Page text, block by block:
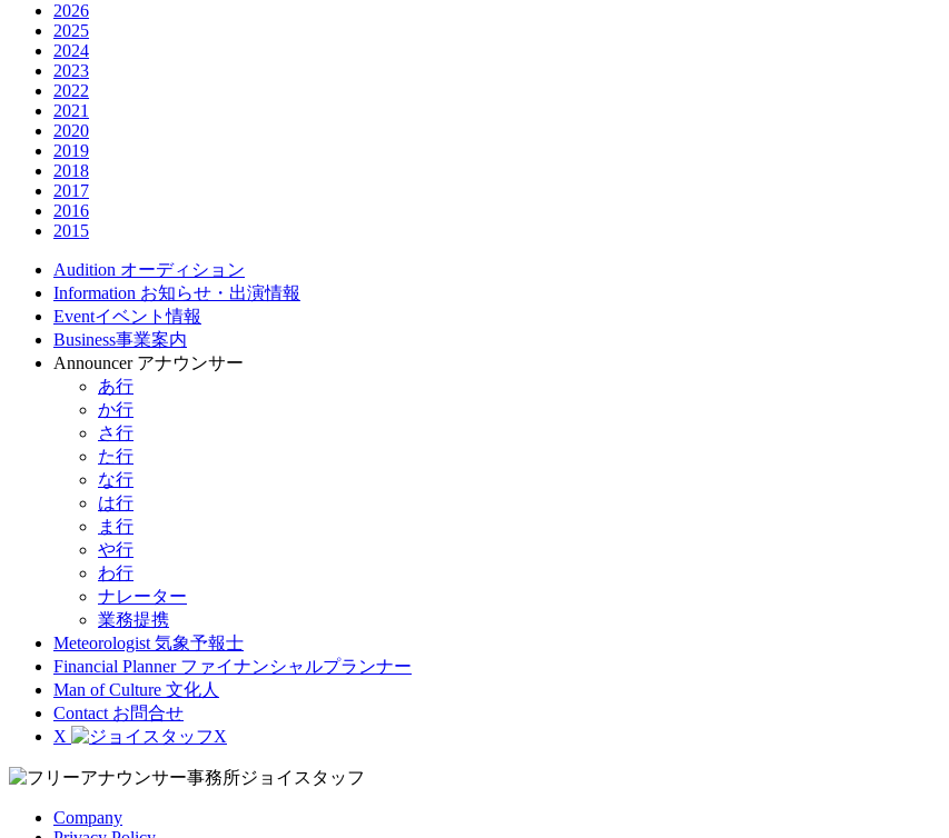
2026
2025
2024
2023
2022
2021
2020
2019
2018
2017
2016
2015
Audition オーディション
Information お知らせ・出演情報
Eventイベント情報
Business事業案内
Announcer アナウンサー
あ行
か行
さ行
た行
な行
は行
ま行
や行
わ行
ナレーター
業務提携
Meteorologist 気象予報士
Financial Planner ファイナンシャルプランナー
Man of Culture 文化人
Contact お問合せ
X
Company